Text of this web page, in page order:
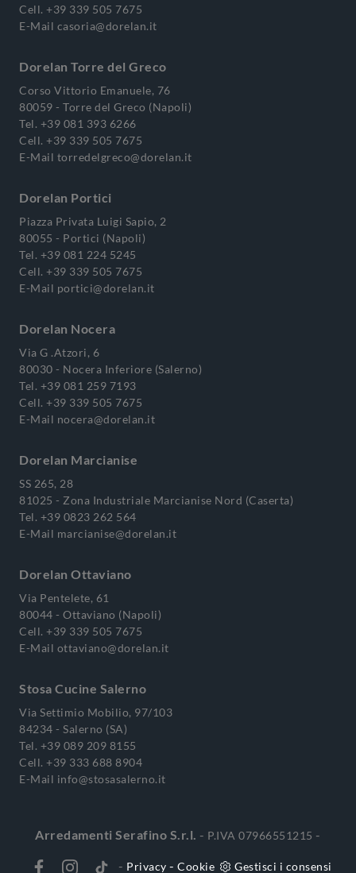
Cell. +39 339 505 7675
E-Mail casoria@dorelan.it
Dorelan Torre del Greco
Corso Vittorio Emanuele, 76
80059 - Torre del Greco (Napoli)
Tel. +39 081 393 6266
Cell. +39 339 505 7675
E-Mail torredelgreco@dorelan.it
Dorelan Portici
Piazza Privata Luigi Sapio, 2
80055 - Portici (Napoli)
Tel. +39 081 224 5245
Cell. +39 339 505 7675
E-Mail portici@dorelan.it
Dorelan Nocera
Via G .Atzori, 6
80030 - Nocera Inferiore (Salerno)
Tel. +39 081 259 7193
Cell. +39 339 505 7675
E-Mail nocera@dorelan.it
Dorelan Marcianise
SS 265, 28
81025 - Zona Industriale Marcianise Nord (Caserta)
Tel. +39 0823 262 564
E-Mail marcianise@dorelan.it
Dorelan Ottaviano
Via Pentelete, 61
80044 - Ottaviano (Napoli)
Cell. +39 339 505 7675
E-Mail ottaviano@dorelan.it
Stosa Cucine Salerno
Via Settimio Mobilio, 97/103
84234 - Salerno (SA)
Tel. +39 089 209 8155
Cell. +39 333 688 8904
E-Mail info@stosasalerno.it
Arredamenti Serafino S.r.l. - P.IVA 07966551215 -
- Privacy - Cookie Gestisci i consensi